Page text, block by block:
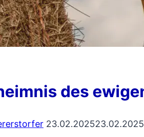
des
23.02.202523.02.2025